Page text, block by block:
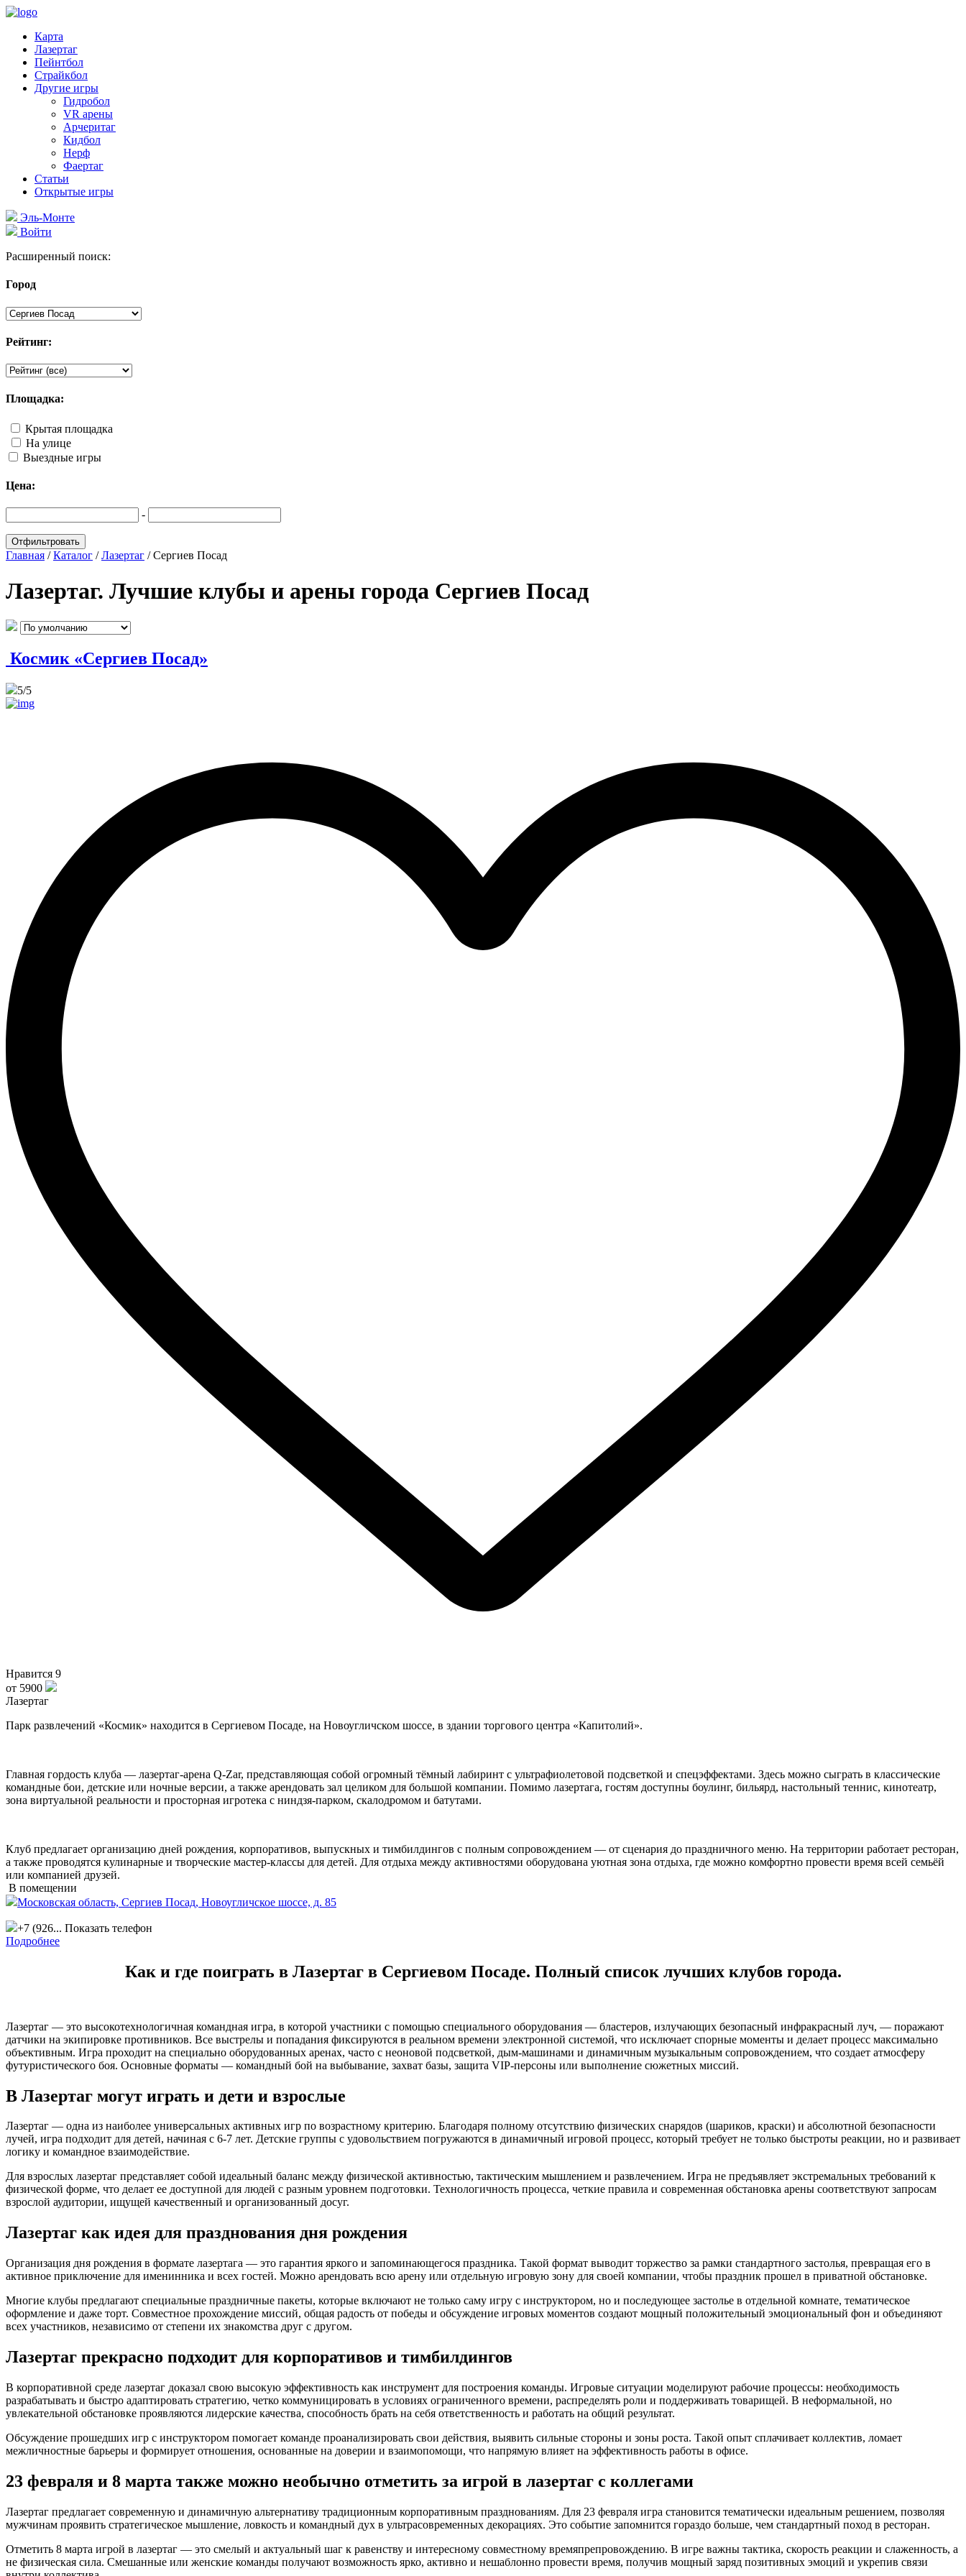
Карта
Лазертаг
Пейнтбол
Страйкбол
Другие игры
Гидробол
VR арены
Арчеритаг
Кидбол
Нерф
Фаертаг
Статьи
Открытые игры
Эль-Монте
Войти
Расширенный поиск:
Город
Рейтинг:
Площадка:
Крытая площадка
На улице
Выездные игры
Цена:
-
Главная /Каталог /Лазертаг /Сергиев Посад
Лазертаг. Лучшие клубы и арены города Сергиев Посад
Космик «Сергиев Посад»
5/5
Нравится 9
от 5900
Лазертаг
Парк развлечений «Космик» находится в Сергиевом Посаде, на Новоугличском шоссе, в здании торгового центра «Капитолий».
Главная гордость клуба — лазертаг-арена Q-Zar, представляющая собой огромный тёмный лабиринт с ультрафиолетовой подсветкой и спецэффектами. Здесь можно сыграть в классические
командные бои, детские или ночные версии, а также арендовать зал целиком для большой компании. Помимо лазертага, гостям доступны боулинг, бильярд, настольный теннис, кинотеатр,
зона виртуальной реальности и просторная игротека с ниндзя-парком, скалодромом и батутами.
Клуб предлагает организацию дней рождения, корпоративов, выпускных и тимбилдингов с полным сопровождением — от сценария до праздничного меню. На территории работает ресторан,
а также проводятся кулинарные и творческие мастер-классы для детей. Для отдыха между активностями оборудована уютная зона отдыха, где можно комфортно провести время всей семьёй
или компанией друзей.
В помещении
Московская область, Сергиев Посад, Новоугличское шоссе, д. 85
+7 (926... Показать телефон
Подробнее
Как и где поиграть в Лазертаг в Сергиевом Посаде. Полный список лучших клубов города.
Лазертаг — это высокотехнологичная командная игра, в которой участники с помощью специального оборудования — бластеров, излучающих безопасный инфракрасный луч, — поражают
датчики на экипировке противников. Все выстрелы и попадания фиксируются в реальном времени электронной системой, что исключает спорные моменты и делает процесс максимально
объективным. Игра проходит на специально оборудованных аренах, часто с неоновой подсветкой, дым-машинами и динамичным музыкальным сопровождением, что создает атмосферу
футуристического боя. Основные форматы — командный бой на выбывание, захват базы, защита VIP-персоны или выполнение сюжетных миссий.
В Лазертаг могут играть и дети и взрослые
Лазертаг — одна из наиболее универсальных активных игр по возрастному критерию. Благодаря полному отсутствию физических снарядов (шариков, краски) и абсолютной безопасности
лучей, игра подходит для детей, начиная с 6-7 лет. Детские группы с удовольствием погружаются в динамичный игровой процесс, который требует не только быстроты реакции, но и развивает
логику и командное взаимодействие.
Для взрослых лазертаг представляет собой идеальный баланс между физической активностью, тактическим мышлением и развлечением. Игра не предъявляет экстремальных требований к
физической форме, что делает ее доступной для людей с разным уровнем подготовки. Технологичность процесса, четкие правила и современная обстановка арены соответствуют запросам
взрослой аудитории, ищущей качественный и организованный досуг.
Лазертаг как идея для празднования дня рождения
Организация дня рождения в формате лазертага — это гарантия яркого и запоминающегося праздника. Такой формат выводит торжество за рамки стандартного застолья, превращая его в
активное приключение для именинника и всех гостей. Можно арендовать всю арену или отдельную игровую зону для своей компании, чтобы праздник прошел в приватной обстановке.
Многие клубы предлагают специальные праздничные пакеты, которые включают не только саму игру с инструктором, но и последующее застолье в отдельной комнате, тематическое
оформление и даже торт. Совместное прохождение миссий, общая радость от победы и обсуждение игровых моментов создают мощный положительный эмоциональный фон и объединяют
всех участников, независимо от степени их знакомства друг с другом.
Лазертаг прекрасно подходит для корпоративов и тимбилдингов
В корпоративной среде лазертаг доказал свою высокую эффективность как инструмент для построения команды. Игровые ситуации моделируют рабочие процессы: необходимость
разрабатывать и быстро адаптировать стратегию, четко коммуницировать в условиях ограниченного времени, распределять роли и поддерживать товарищей. В неформальной, но
увлекательной обстановке проявляются лидерские качества, способность брать на себя ответственность и работать на общий результат.
Обсуждение прошедших игр с инструктором помогает команде проанализировать свои действия, выявить сильные стороны и зоны роста. Такой опыт сплачивает коллектив, ломает
межличностные барьеры и формирует отношения, основанные на доверии и взаимопомощи, что напрямую влияет на эффективность работы в офисе.
23 февраля и 8 марта также можно необычно отметить за игрой в лазертаг с коллегами
Лазертаг предлагает современную и динамичную альтернативу традиционным корпоративным празднованиям. Для 23 февраля игра становится тематически идеальным решением, позволяя
мужчинам проявить стратегическое мышление, ловкость и командный дух в ультрасовременных декорациях. Это событие запомнится гораздо больше, чем стандартный поход в ресторан.
Отметить 8 марта игрой в лазертаг — это смелый и актуальный шаг к равенству и интересному совместному времяпрепровождению. В игре важны тактика, скорость реакции и слаженность, а
не физическая сила. Смешанные или женские команды получают возможность ярко, активно и нешаблонно провести время, получив мощный заряд позитивных эмоций и укрепив связи